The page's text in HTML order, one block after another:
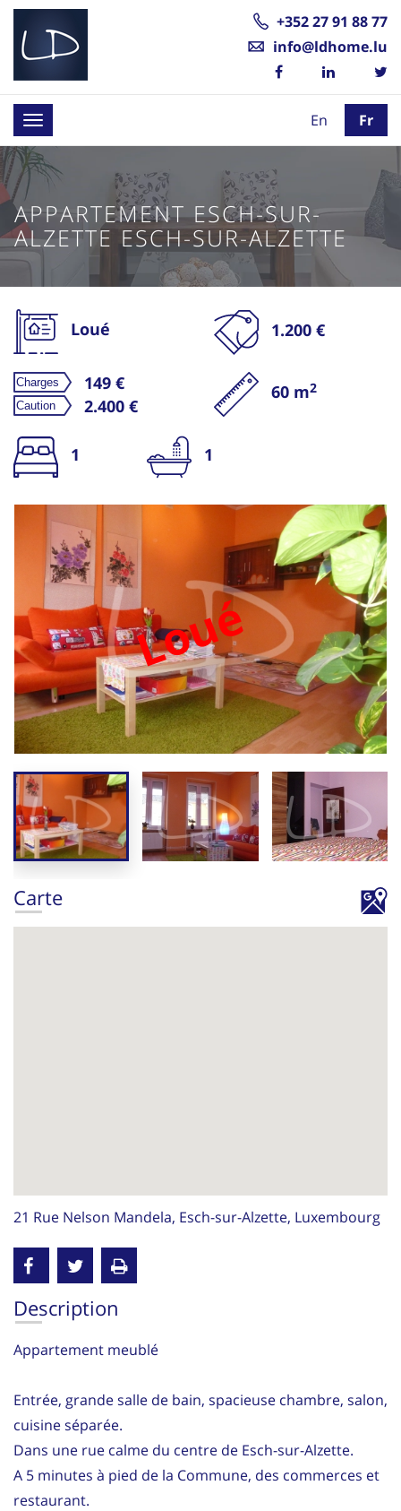
+352 27 91 88 77
info@ldhome.lu
Toggle
navigation
En Fr
APPARTEMENT ESCH-SUR-
ALZETTE ESCH-SUR-ALZETTE
Loué 1.200 €
149 €
2.400 €
60 m2
1 1
Loué
Carte
21 Rue Nelson Mandela, Esch-sur-Alzette, Luxembourg
Description
Appartement meublé
Entrée, grande salle de bain, spacieuse chambre, salon,
cuisine séparée.
Dans une rue calme du centre de Esch-sur-Alzette.
A 5 minutes à pied de la Commune, des commerces et
restaurant.